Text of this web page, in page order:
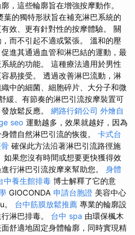
，這些輪廓旨在增強按摩動作。
葉的獨特形狀旨在補充淋巴系統的
效、更有針對性的按摩體驗。 關
而不引起不適或緊張。 溫和的壓
進其通過血管和淋巴結的運動，最
統的功能。 這種療法適用於男性
易接受。 透過改善淋巴流動，淋
中的細菌、細胞碎片、大分子和微
緩、有節奏的淋巴引流按摩裝置可
放鬆反應。 網路行銷公司 外燴自
seo 運動越多，效果就越好，因為
體自然淋巴引流的恢復。 卡式台
確保此方法沿著淋巴引流路徑施
如果您沒有時間或想要更快獲得效
行淋巴引流按摩來幫助您。 身體
中養生館排毒 博士解釋了它的意
GIOCONDA 申請台胞證 美容中心
。 台中筋膜放鬆推薦 專業的輪廓設
淋巴排毒。 台中 spa 由環保楓木
舒適地固定身體輪廓，同時實現精